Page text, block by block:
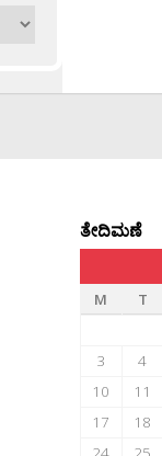
ತೇದಿಮಣೆ
M
T
3
4
10
11
17
18